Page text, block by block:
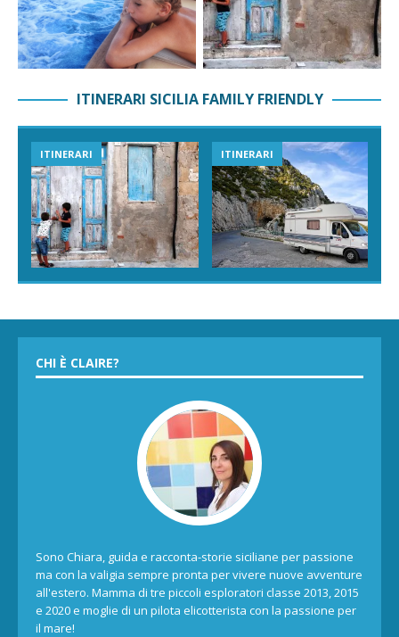
ITINERARI SICILIA FAMILY FRIENDLY
ITINERARI ITINERARI
CHI È CLAIRE?
Sono Chiara, guida e racconta-storie siciliane per passione
ma con la valigia sempre pronta per vivere nuove avventure
all'estero. Mamma di tre piccoli esploratori classe 2013, 2015
e 2020 e moglie di un pilota elicotterista con la passione per
il mare!